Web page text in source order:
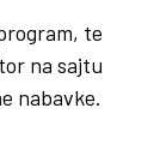
te
na sajtu
nabavke.